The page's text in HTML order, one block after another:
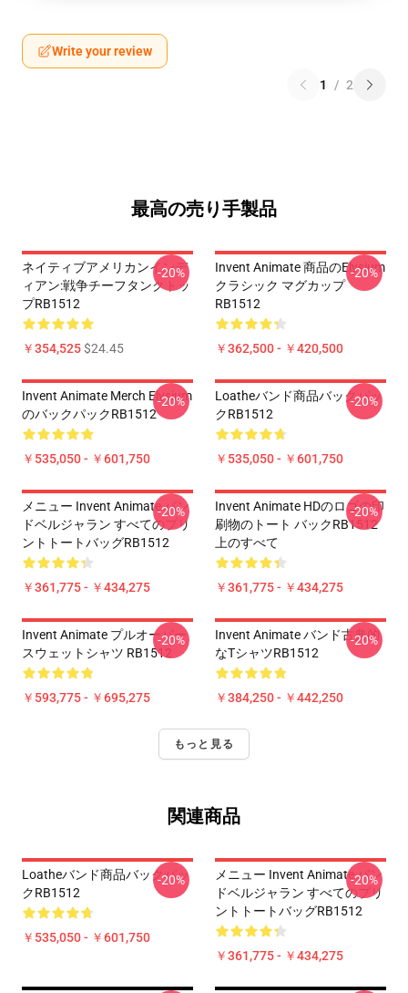
Write your review
1 / 2
最高の売り手製品
ネイティブアメリカンインデ
ィアン:戦争チーフタンクトッ
プRB1512
￥354,525$24.45
-20%
Invent Animate 商品のelysium
クラシック マグカップ
RB1512
￥362,500 - ￥420,500
-20%
Invent Animate Merch Elysium
のバックパックRB1512
￥535,050 - ￥601,750
-20%
Loatheバンド商品バックパッ
クRB1512
￥535,050 - ￥601,750
-20%
メニュー Invent Animate バン
ドベルジャラン すべてのプリ
ントトートバッグRB1512
￥361,775 - ￥434,275
-20%
Invent Animate HDのロゴの印
刷物のトート バックRB1512
上のすべて
￥361,775 - ￥434,275
-20%
Invent Animate プルオーバー
スウェットシャツ RB1512
￥593,775 - ￥695,275
-20%
Invent Animate バンド古典的
なTシャツRB1512
￥384,250 - ￥442,250
-20%
もっと見る
関連商品
Loatheバンド商品バックパッ
クRB1512
￥535,050 - ￥601,750
-20%
メニュー Invent Animate バン
ドベルジャラン すべてのプリ
ントトートバッグRB1512
￥361,775 - ￥434,275
-20%